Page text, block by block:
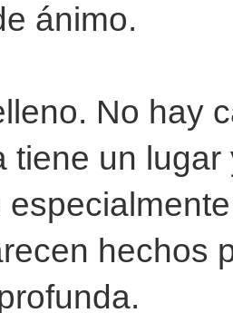
ánimo.
No hay
tiene un
hechos